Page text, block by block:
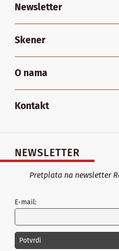
Newsletter
Skener
O nama
Kontakt
NEWSLETTER
Pretplata na newsletter
E-mail: